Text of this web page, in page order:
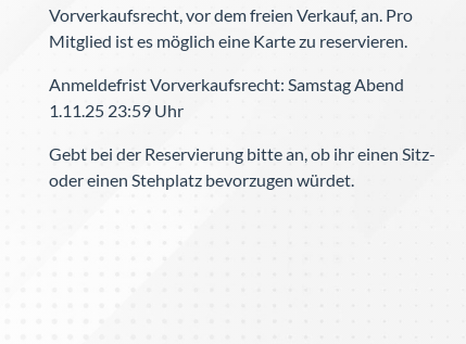
Vorverkaufsrecht, vor dem freien Verkauf, an. Pro
Mitglied ist es möglich eine Karte zu reservieren.
Anmeldefrist Vorverkaufsrecht: Samstag Abend
1.11.25 23:59 Uhr
Gebt bei der Reservierung bitte an, ob ihr einen Sitz-
oder einen Stehplatz bevorzugen würdet.